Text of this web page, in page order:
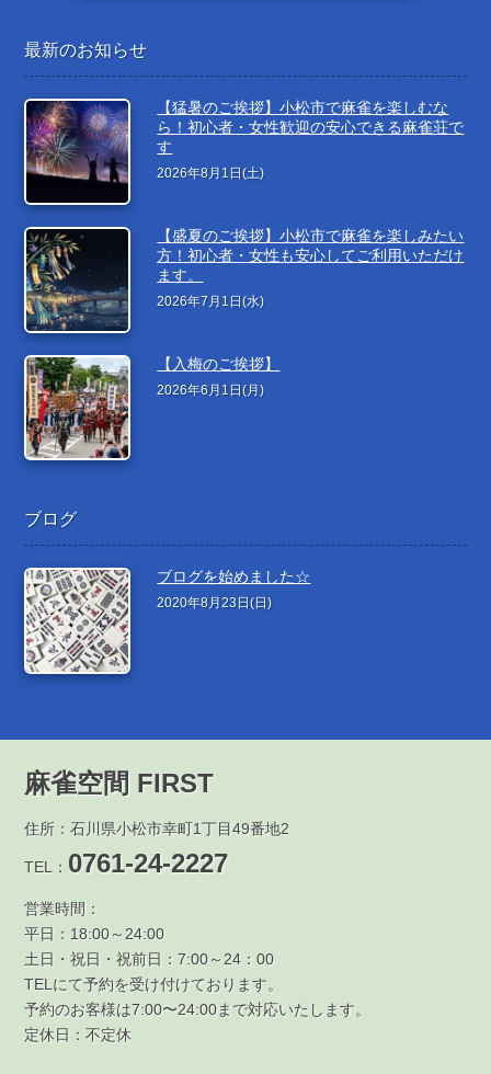
最新のお知らせ
【猛暑のご挨拶】小松市で麻雀を楽しむな
ら！初心者・女性歓迎の安心できる麻雀荘で
す
2026年8月1日(土)
【盛夏のご挨拶】小松市で麻雀を楽しみたい
方！初心者・女性も安心してご利用いただけ
ます。
2026年7月1日(水)
【入梅のご挨拶】
2026年6月1日(月)
ブログ
ブログを始めました☆
2020年8月23日(日)
麻雀空間 FIRST
住所：石川県小松市幸町1丁目49番地2
TEL： 0761-24-2227
営業時間：
平日：18:00～24:00
土日・祝日・祝前日：7:00～24：00
TELにて予約を受け付けております。
予約のお客様は7:00〜24:00まで対応いたします。
定休日：不定休